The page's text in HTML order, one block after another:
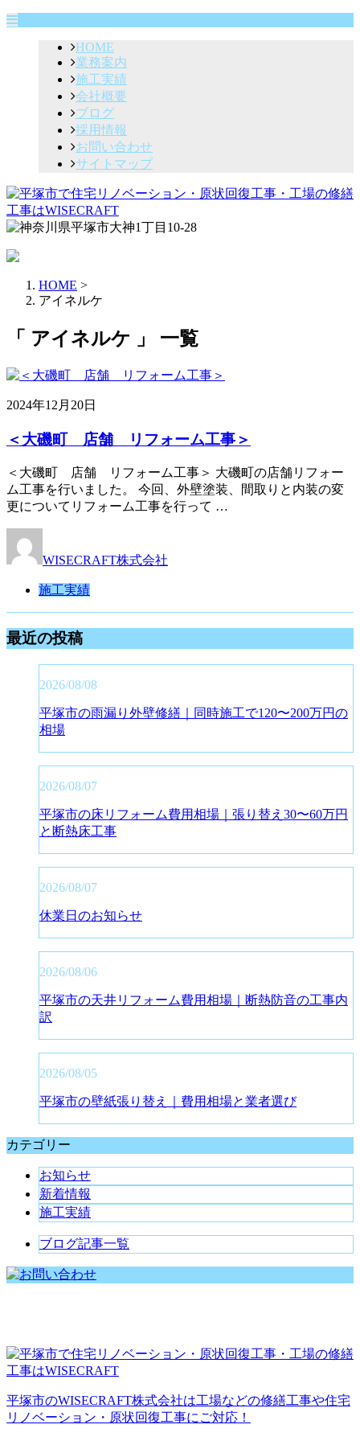
HOME
業務案内
施工実績
会社概要
ブログ
採用情報
お問い合わせ
サイトマップ
HOME >
アイネルケ
「 アイネルケ 」 一覧
2024年12月20日
＜大磯町 店舗 リフォーム工事＞
＜大磯町 店舗 リフォーム工事＞ 大磯町の店舗リフォー
ム工事を行いました。 今回、外壁塗装、間取りと内装の変
更についてリフォーム工事を行って …
WISECRAFT株式会社
施工実績
最近の投稿
2026/08/08
平塚市の雨漏り外壁修繕｜同時施工で120〜200万円の
相場
2026/08/07
平塚市の床リフォーム費用相場｜張り替え30〜60万円
と断熱床工事
2026/08/07
休業日のお知らせ
2026/08/06
平塚市の天井リフォーム費用相場｜断熱防音の工事内
訳
2026/08/05
平塚市の壁紙張り替え｜費用相場と業者選び
カテゴリー
お知らせ
新着情報
施工実績
ブログ記事一覧
平塚市のWISECRAFT株式会社は工場などの修繕工事や住宅
リノベーション・原状回復工事にご対応！